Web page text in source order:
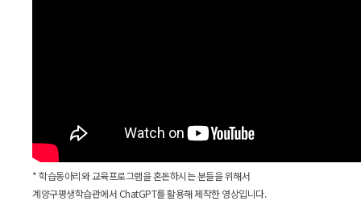
* 학습동아리와 교육프로그램을 혼돈하시는 분들을 위해서
계양구평생학습관에서 ChatGPT를 활용해 제작한 영상입니다.